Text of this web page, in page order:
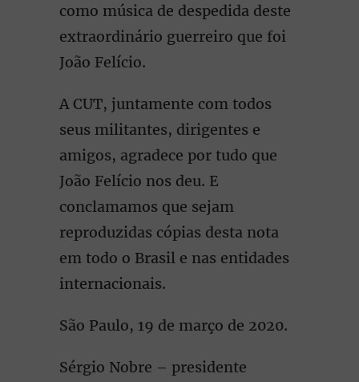
como música de despedida deste
extraordinário guerreiro que foi
João Felício.
A CUT, juntamente com todos
seus militantes, dirigentes e
amigos, agradece por tudo que
João Felício nos deu. E
conclamamos que sejam
reproduzidas cópias desta nota
em todo o Brasil e nas entidades
internacionais.
São Paulo, 19 de março de 2020.
Sérgio Nobre – presidente